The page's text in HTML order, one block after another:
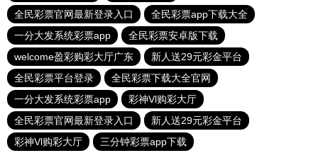
全民彩票官网最新登录入口
全民彩票app下载大全
一分大发系统彩票app
全民彩票安卓版下载
welcome盈彩购彩大厅广东
新人送29元彩金平台
全民彩票平台登录
全民彩票下载大全官网
一分大发系统彩票app
彩神Vl购彩大厅
全民彩票官网最新登录入口
新人送29元彩金平台
彩神Vl购彩大厅
三分钟彩票app下载